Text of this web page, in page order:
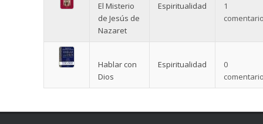
El Misterio
de Jesús de
Nazaret
Espiritualidad
1
Hablar con
Dios
Espiritualidad
0